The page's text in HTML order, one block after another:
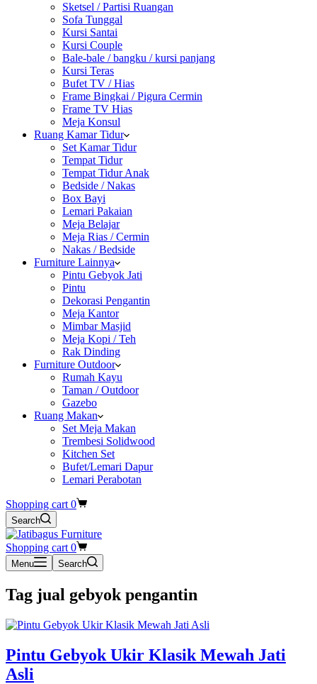
Sketsel / Partisi Ruangan
Sofa Tunggal
Kursi Santai
Kursi Couple
Bale-bale / bangku / kursi panjang
Kursi Teras
Bufet TV / Hias
Frame Bingkai / Pigura Cermin
Frame TV Hias
Meja Konsul
Ruang Kamar Tidur
Set Kamar Tidur
Tempat Tidur
Tempat Tidur Anak
Bedside / Nakas
Box Bayi
Lemari Pakaian
Meja Belajar
Meja Rias / Cermin
Nakas / Bedside
Furniture Lainnya
Pintu Gebyok Jati
Pintu
Dekorasi Pengantin
Meja Kantor
Mimbar Masjid
Meja Kopi / Teh
Rak Dinding
Furniture Outdoor
Rumah Kayu
Taman / Outdoor
Gazebo
Ruang Makan
Set Meja Makan
Trembesi Solidwood
Kitchen Set
Bufet/Lemari Dapur
Lemari Perabotan
Shopping cart 0
Search
Shopping cart 0
Menu Search
Tag jual gebyok pengantin
Pintu Gebyok Ukir Klasik Mewah Jati
Asli